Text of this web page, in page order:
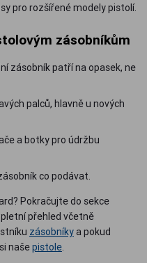
pro rozšířené modely pistolí.
zásobníkům
zásobník patří na opasek, ne
palců, hlavně u nových
a botky pro údržbu
co podávat.
Pokračujte do sekce
přehled včetně
zásobníkya pokud
našepistole.